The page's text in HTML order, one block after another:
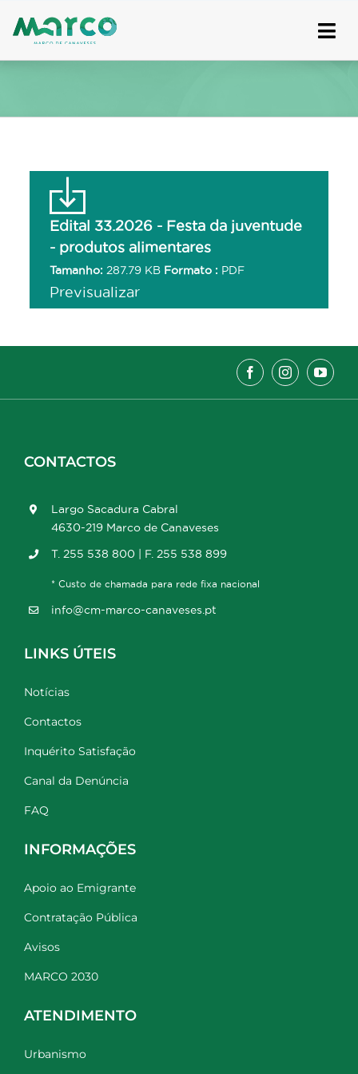
to
Edital 33.2026 - Festa da juventude
- produtos alimentares
Tamanho: 287.79 KB Formato : PDF
Previsualizar
CONTACTOS
Largo Sacadura Cabral
4630-219 Marco de Canaveses
T. 255 538 800 | F. 255 538 899
* Custo de chamada para rede fixa nacional
info@cm-marco-canaveses.pt
LINKS ÚTEIS
Notícias
Contactos
Inquérito Satisfação
Canal da Denúncia
FAQ
INFORMAÇÕES
Apoio ao Emigrante
Contratação Pública
Avisos
MARCO 2030
ATENDIMENTO
Urbanismo